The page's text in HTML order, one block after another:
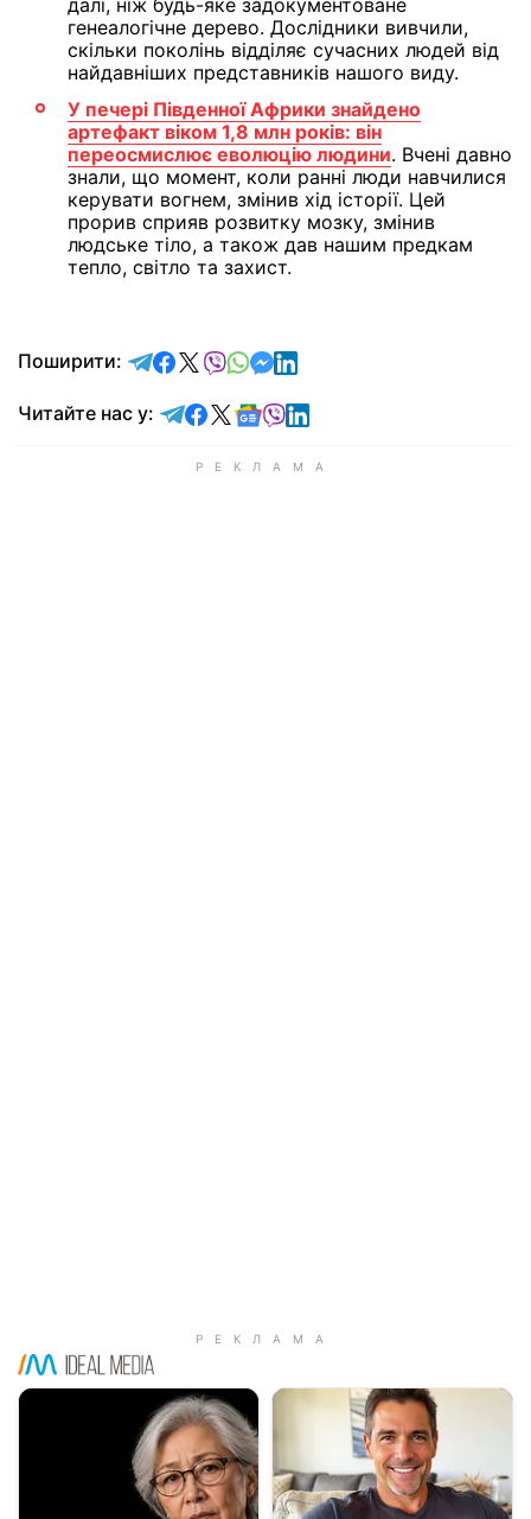
далі, ніж будь-яке задокументоване
генеалогічне дерево. Дослідники вивчили,
скільки поколінь відділяє сучасних людей від
найдавніших представників нашого виду.
У печері Південної Африки знайдено
артефакт віком 1,8 млн років: він
переосмислює еволюцію людини. Вчені давно
знали, що момент, коли ранні люди навчилися
керувати вогнем, змінив хід історії. Цей
прорив сприяв розвитку мозку, змінив
людське тіло, а також дав нашим предкам
тепло, світло та захист.
Поширити: відправити у Telegram
поділитись у Facebook
поділитись у X
відправити у Viber
відправити у Whatsapp
відправити у Messenger
відправити у LinkedIn
Читайте нас у: Читайте у Telegram
Читайте у Facebook
Читайте у X
Читайте у Google news
Читайте у Viber
Читайте у LinkedIn